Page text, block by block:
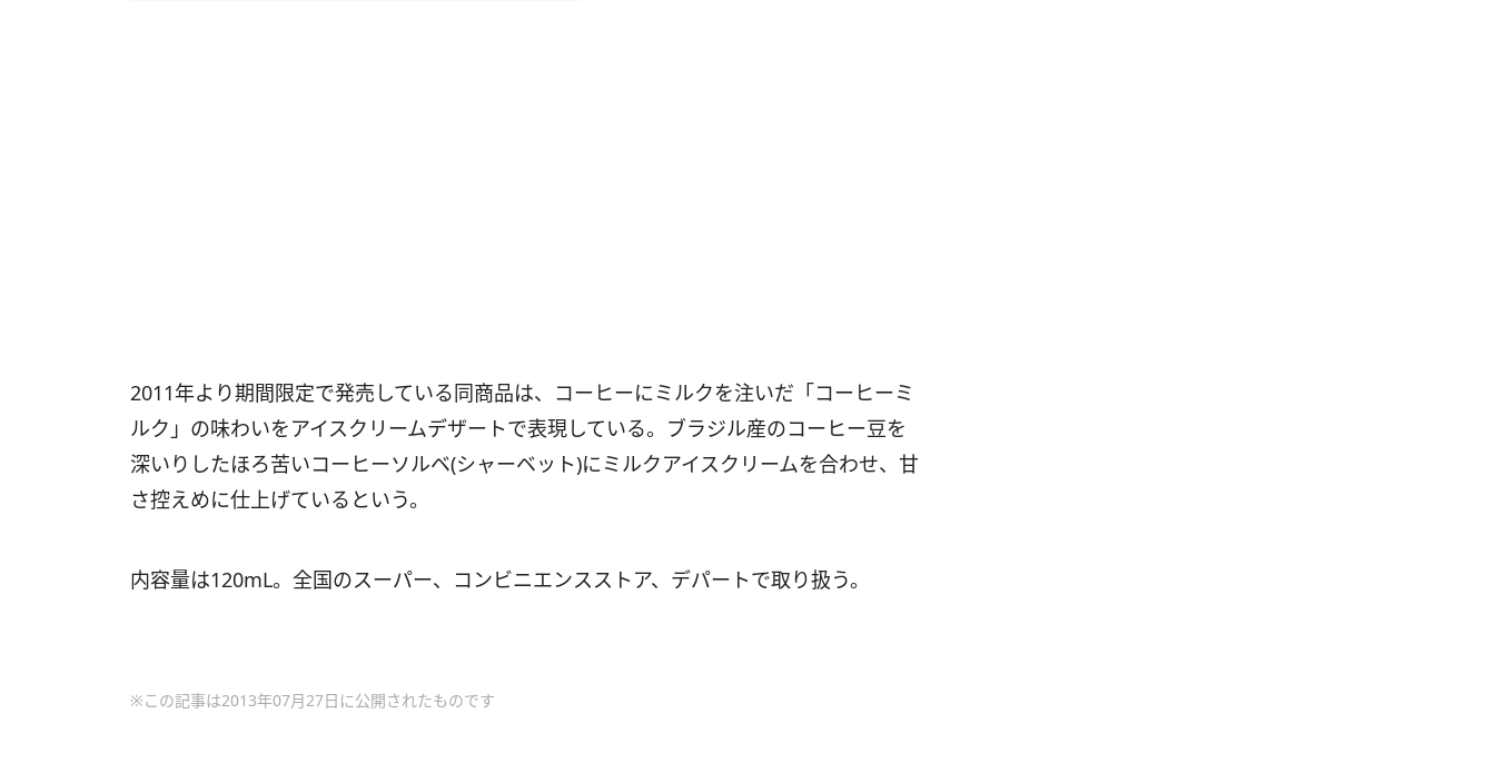
2011年より期間限定で発売している同商品は、コーヒーにミルクを注いだ「コーヒーミ
ルク」の味わいをアイスクリームデザートで表現している。ブラジル産のコーヒー豆を
深いりしたほろ苦いコーヒーソルベ(シャーベット)にミルクアイスクリームを合わせ、甘
さ控えめに仕上げているという。
内容量は120mL。全国のスーパー、コンビニエンスストア、デパートで取り扱う。
※この記事は2013年07月27日に公開されたものです